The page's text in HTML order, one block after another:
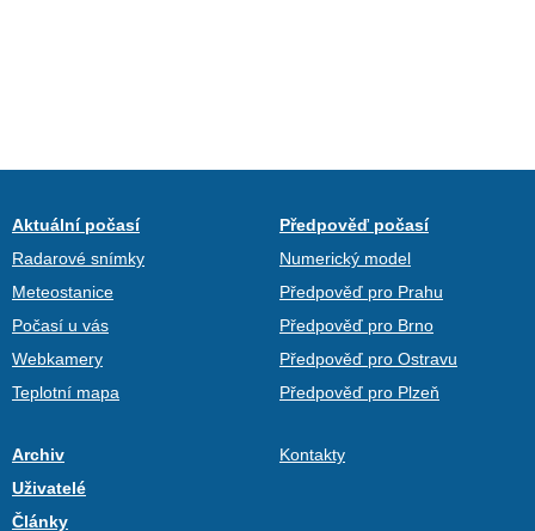
Aktuální počasí
Radarové snímky
Meteostanice
Počasí u vás
Webkamery
Teplotní mapa
Předpověď počasí
Numerický model
Předpověď pro Prahu
Předpověď pro Brno
Předpověď pro Ostravu
Předpověď pro Plzeň
Archiv
Uživatelé
Články
Kontakty